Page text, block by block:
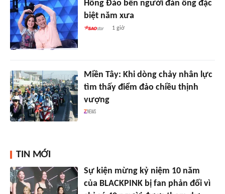
Hồng Đào bên người đàn ông đặc
biệt năm xưa
1 giờ
Miền Tây: Khi dòng chảy nhân lực
tìm thấy điểm đảo chiều thịnh
vượng
TIN MỚI
Sự kiện mừng kỷ niệm 10 năm
của BLACKPINK bị fan phản đối vì